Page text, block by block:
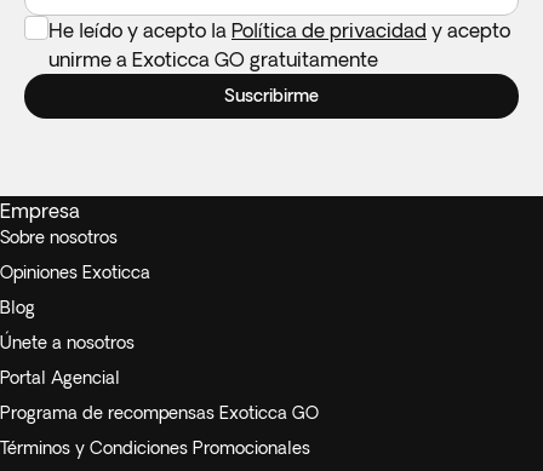
He leído y acepto la Política de privacidad y acepto
unirme a Exoticca GO gratuitamente
Suscribirme
Empresa
Sobre nosotros
Opiniones Exoticca
Blog
Únete a nosotros
Portal Agencial
Programa de recompensas Exoticca GO
Términos y Condiciones Promocionales